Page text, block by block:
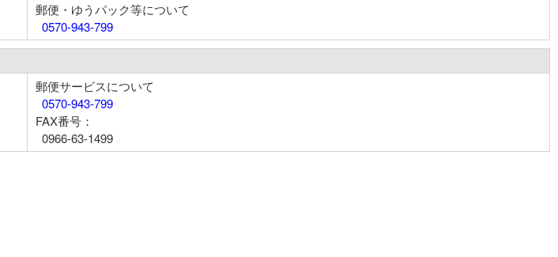
郵便・ゆうパック等について
0570-943-799
郵便サービスについて
0570-943-799
FAX番号：
0966-63-1499